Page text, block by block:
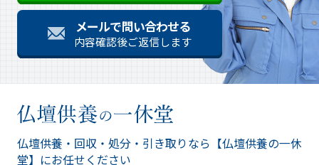
メールで問い合わせる
内容確認後ご返信します
仏壇供養・回収・処分・引き取りなら 【仏壇供養の一休
堂】にお任せください